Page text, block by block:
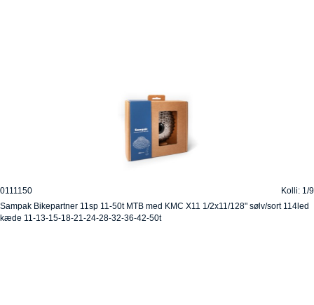
0111150
Kolli: 1/9
Sampak Bikepartner 11sp 11-50t MTB med KMC X11 1/2x11/128" sølv/sort 114led
kæde 11-13-15-18-21-24-28-32-36-42-50t